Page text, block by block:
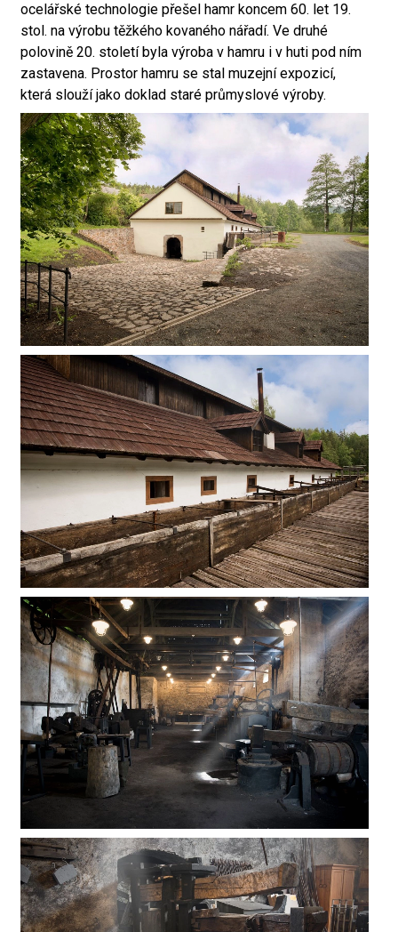
ocelářské technologie přešel hamr koncem 60. let 19.
stol. na výrobu těžkého kovaného nářadí. Ve druhé
polovině 20. století byla výroba v hamru i v huti pod ním
zastavena. Prostor hamru se stal muzejní expozicí,
která slouží jako doklad staré průmyslové výroby.